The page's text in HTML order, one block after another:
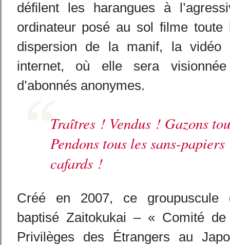
défilent les harangues à
ordinateur posé au sol filme
dispersion de la manif, la vidéo
internet, où elle sera
d’abonnés anonymes.
Traîtres ! Vendus ! Gazons
Pendons tous les sans-
cafards !
Créé en 2007, ce groupuscule
baptisé Zaitokukai – « Comité
Privilèges des Étrangers au